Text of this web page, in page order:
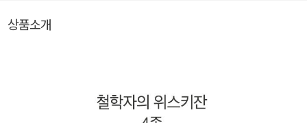
상품소개